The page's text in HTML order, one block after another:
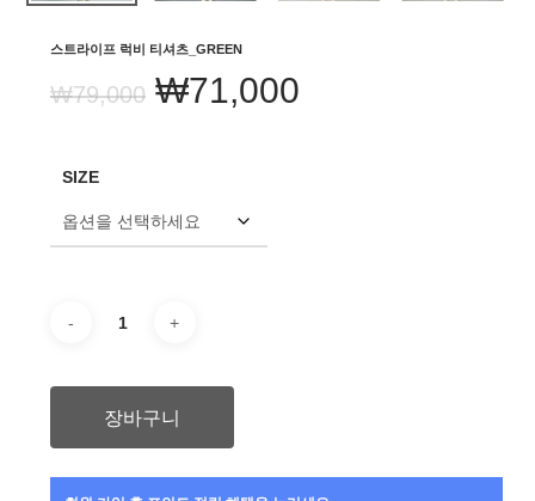
스트라이프 럭비 티셔츠_GREEN
₩79,000 원
₩79,000.
₩71,000현
SIZE
장바구니